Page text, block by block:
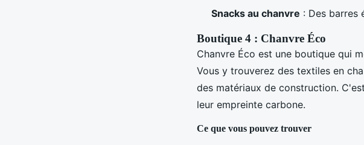
Snacks au chanvre : Des barres
Boutique 4 : Chanvre Éco
Chanvre Éco est une boutique qui
Vous y trouverez des textiles en
des matériaux de construction.
leur empreinte carbone.
Ce que vous pouvez trouver